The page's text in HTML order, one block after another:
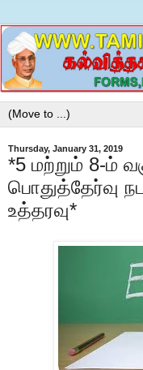
Thursday, January 31, 2019
*5 மற்றும் 8-ம்
பொதுத்தேர்வு
உத்தரவு*